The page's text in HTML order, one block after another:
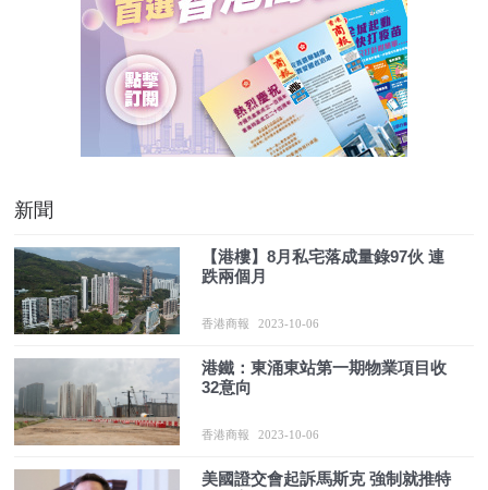
新聞
【港樓】8月私宅落成量錄97伙 連
跌兩個月
香港商報 2023-10-06
港鐵：東涌東站第一期物業項目收
32意向
香港商報 2023-10-06
美國證交會起訴馬斯克 強制就推特